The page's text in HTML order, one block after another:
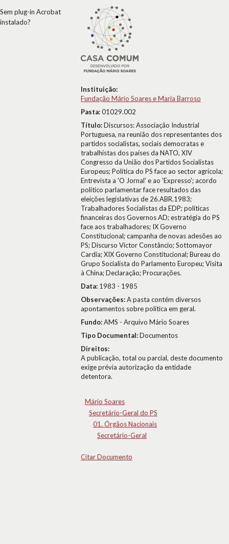
Instituição:
Fundação Mário Soares e Maria Barroso
Pasta:01029.002
Título:Discursos: Associação Industrial
Portuguesa, na reunião dos representantes dos
partidos socialistas, sociais democratas e
trabalhistas dos países da NATO, XIV
Congresso da União dos Partidos Socialistas
Europeus; Política do PS face ao sector agrícola;
Entrevista a 'O Jornal' e ao 'Expresso'; acordo
político parlamentar face resultados das
eleições legislativas de 26.ABR.1983;
Trabalhadores Socialistas da EDP; políticas
financeiras dos Governos AD; estratégia do PS
face aos trabalhadores; IX Governo
Constitucional; campanha de novas adesões ao
PS; Discurso Victor Constâncio; Sottomayor
Cardia; XIX Governo Constitucional; Bureau do
Grupo Socialista do Parlamento Europeu; Visita
à China; Declaração; Procurações.
Data: 1983 - 1985
Observações:A pasta contém diversos
apontamentos sobre política em geral.
Fundo:AMS - Arquivo Mário Soares
Tipo Documental:Documentos
Direitos:
A publicação, total ou parcial, deste documento
exige prévia autorização da entidade
detentora.
Mário Soares
Secretário-Geral do PS
01. Órgãos Nacionais
Secretário-Geral
Citar Documento
Sem plug-in Acrobat
instalado?